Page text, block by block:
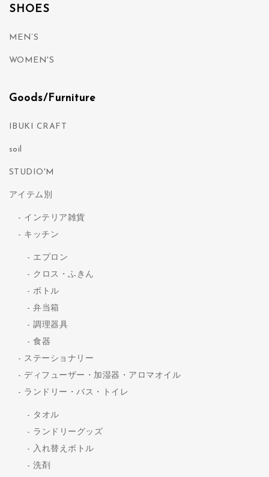
SHOES
MEN’S
WOMEN'S
Goods/Furniture
IBUKI CRAFT
soil
STUDIO'M
アイテム別
インテリア雑貨
キッチン
エプロン
クロス・ふきん
ボトル
弁当箱
調理器具
食器
ステーショナリー
ディフューザー・加湿器・アロマオイル
ランドリー・バス・トイレ
タオル
ランドリーグッズ
入れ替えボトル
洗剤